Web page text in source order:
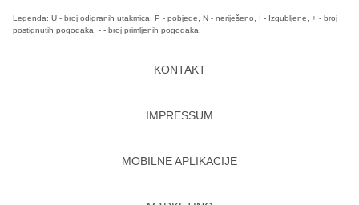
Legenda: U - broj odigranih utakmica, P - pobjede, N - neriješeno, I - Izgubljene, + - broj
postignutih pogodaka, - - broj primljenih pogodaka.
KONTAKT
IMPRESSUM
MOBILNE APLIKACIJE